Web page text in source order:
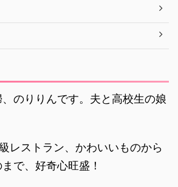
のりりんです。夫と高校生の娘
レストラン、かわいいものから
で、好奇心旺盛！